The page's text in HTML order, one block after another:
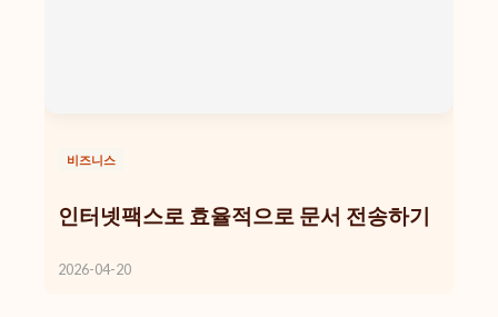
비즈니스
인터넷팩스로 효율적으로 문서 전송하기
2026-04-20